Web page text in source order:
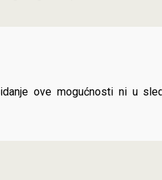
ove mogućnosti ni u